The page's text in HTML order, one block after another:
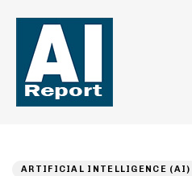
ARTIFICIAL INTELLIGENCE (AI)